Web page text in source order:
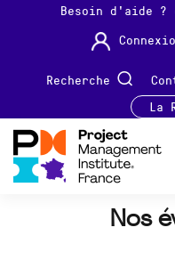
Besoin d'aide ?
Recherche
La
Nos